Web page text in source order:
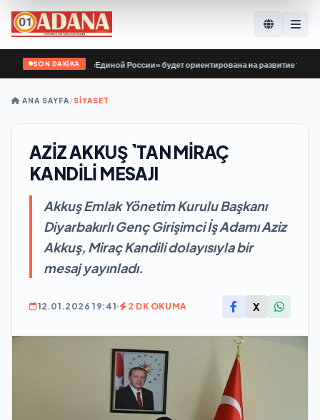
SON DAKİKA
программа «Единой России» будет ориентирована на развитие
ANA SAYFA/SİYASET
AZİZ AKKUŞ `TAN MİRAÇ
KANDİLİ MESAJI
Akkuş Emlak Yönetim Kurulu Başkanı
Diyarbakırlı Genç Girişimci İş Adamı Aziz
Akkuş, Miraç Kandili dolayısıyla bir
mesaj yayınladı.
12.01.2026 19:41 2 DK OKUMA X